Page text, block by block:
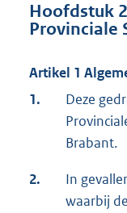
Hoofdstuk
Provinciale
Artikel 1
1.
Deze
Brabant.
2.
In
waarbij